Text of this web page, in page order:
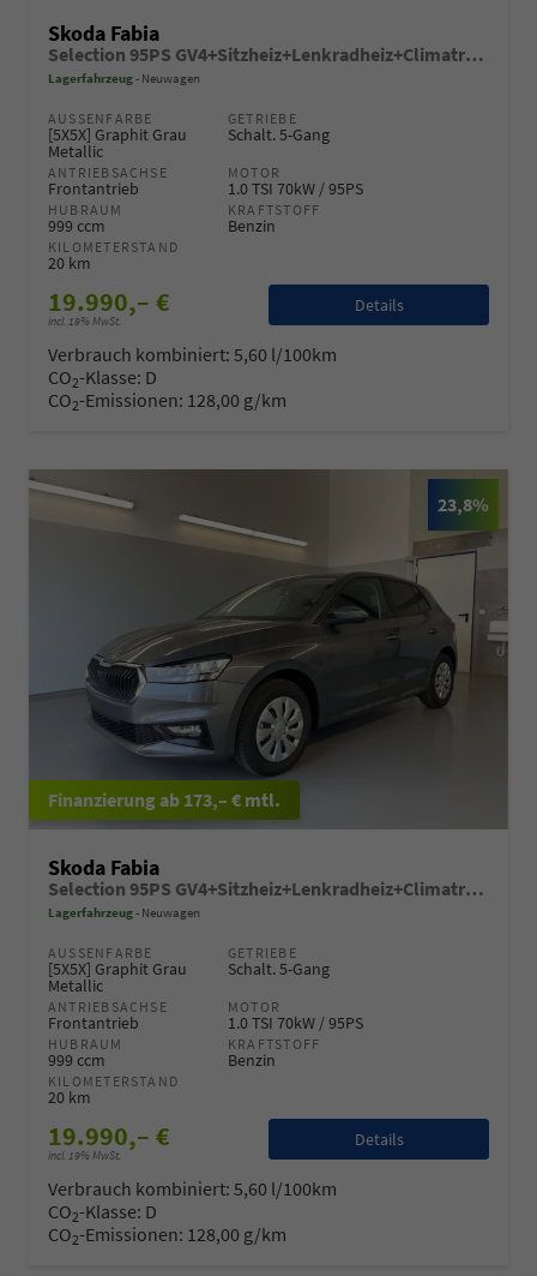
Skoda Fabia
Selection 95PS GV4+Sitzheiz+Lenkradheiz+Climatronic+Sunset+AppConnect+PDC
Lagerfahrzeug Neuwagen
AUSSENFARBE
[5X5X] Graphit Grau
Metallic
GETRIEBE
Schalt. 5-Gang
ANTRIEBSACHSE
Frontantrieb
MOTOR
1.0 TSI 70kW / 95PS
HUBRAUM
999 ccm
KRAFTSTOFF
Benzin
KILOMETERSTAND
20 km
19.990,– €
incl. 19% MwSt.
Details
Verbrauch kombiniert: 5,60 l/100km
CO2-Klasse: D
CO2-Emissionen: 128,00 g/km
23,8%
ab 173,– € mtl.
Skoda Fabia
Selection 95PS GV4+Sitzheiz+Lenkradheiz+Climatronic+Sunset+AppConnect+PDC
Lagerfahrzeug Neuwagen
AUSSENFARBE
[5X5X] Graphit Grau
Metallic
GETRIEBE
Schalt. 5-Gang
ANTRIEBSACHSE
Frontantrieb
MOTOR
1.0 TSI 70kW / 95PS
HUBRAUM
999 ccm
KRAFTSTOFF
Benzin
KILOMETERSTAND
20 km
19.990,– €
incl. 19% MwSt.
Details
Verbrauch kombiniert: 5,60 l/100km
CO2-Klasse: D
CO2-Emissionen: 128,00 g/km